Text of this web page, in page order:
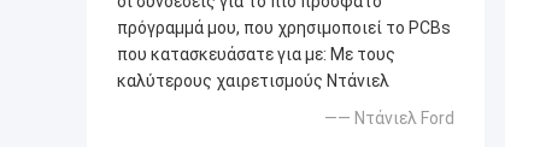
πρόγραμμά μου, που χρησιμοποιεί το PCBs
που κατασκευάσατε για με: Με τους
καλύτερους χαιρετισμούς Ντάνιελ
—— Ντάνιελ Ford